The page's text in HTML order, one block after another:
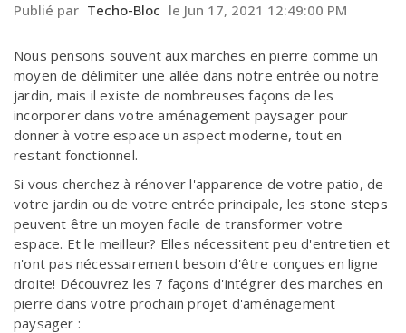
Publié par Techo-Bloc le Jun 17, 2021 12:49:00 PM
Nous pensons souvent aux marches en pierre comme un
moyen de délimiter une allée dans notre entrée ou notre
jardin, mais il existe de nombreuses façons de les
incorporer dans votre aménagement paysager pour
donner à votre espace un aspect moderne, tout en
restant fonctionnel.
Si vous cherchez à rénover l'apparence de votre patio, de
votre jardin ou de votre entrée principale, les stone steps
peuvent être un moyen facile de transformer votre
espace. Et le meilleur? Elles nécessitent peu d'entretien et
n'ont pas nécessairement besoin d'être conçues en ligne
droite! Découvrez les 7 façons d'intégrer des marches en
pierre dans votre prochain projet d'aménagement
paysager :